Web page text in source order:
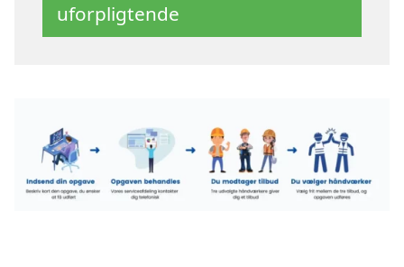
uforpligtende